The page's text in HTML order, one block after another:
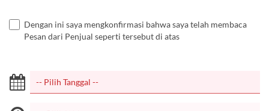
Dengan ini saya mengkonfirmasi bahwa saya telah membaca
Pesan dari Penjual seperti tersebut di atas